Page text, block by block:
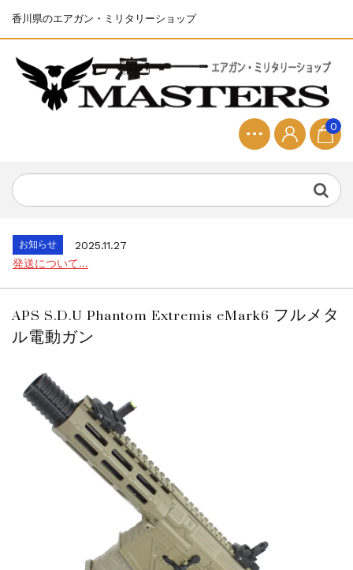
香川県のエアガン・ミリタリーショップ
0
ちょっと面白い電動416修理...
お知らせ
2026.8.4
お知らせ
2025.11.27
発送について...
お知らせ
2025.8.28
ちょっと面白い電動416修理...
S&T SKS-45 調整...
お知らせ
2025.11.27
発送について...
お知らせ
2025.8.29
GMailご利用のお客様へ...
2025.8.28
ちょっと面白い電動416修理...
APS S.D.U Phantom Extremis eMark6 フルメタ
ル電動ガン